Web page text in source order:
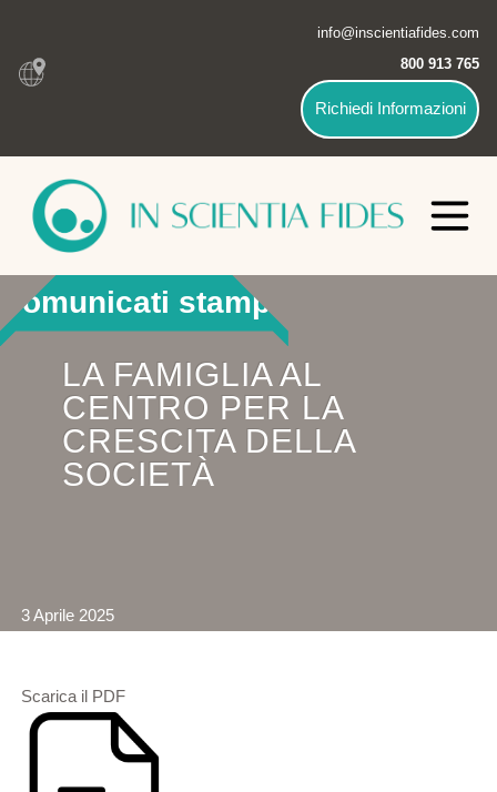
info@inscientiafides.com
800 913 765
Richiedi Informazioni
LA FAMIGLIA AL
CENTRO PER LA
CRESCITA DELLA
SOCIETÀ
3 Aprile 2025
Comunicati stampa
Scarica il PDF